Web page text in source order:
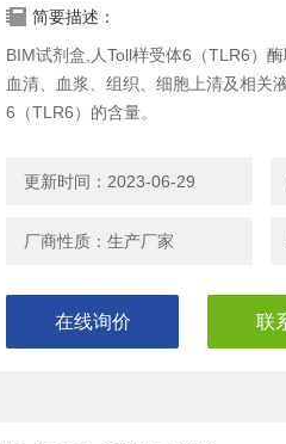
简要描述：
BIM试剂盒,人Toll样受体6（TLR6）
血清、血浆、组织、细胞上清及相关
6（TLR6）的含量。
更新时间：2023-06-29
厂商性质：生产厂家
在线询价 联